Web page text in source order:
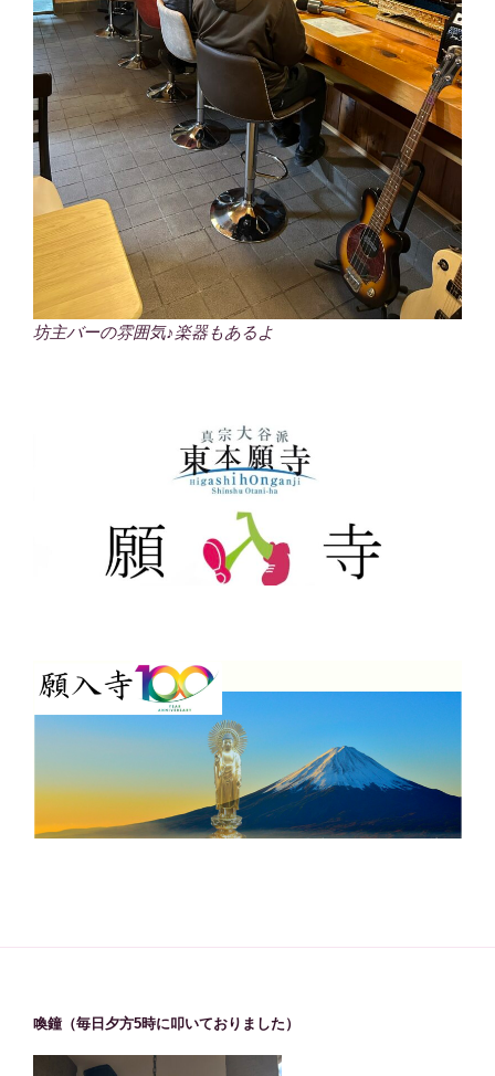
坊主バーの雰囲気♪楽器もあるよ
喚鐘（毎日夕方5時に叩いておりました）